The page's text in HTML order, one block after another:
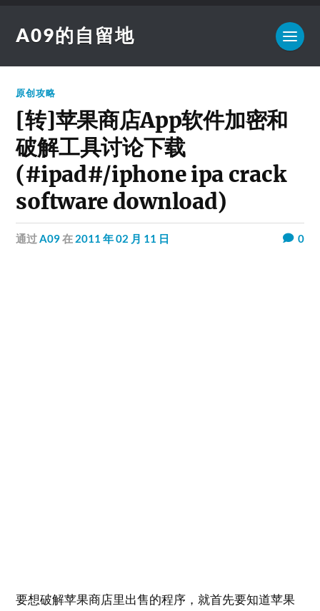
A09的自留地
原创攻略
[转]苹果商店App软件加密和
破解工具讨论下载
(#ipad#/iphone ipa crack
software download)
通过A09在 2011 年 02 月 11 日 0
要想破解苹果商店里出售的程序，就首先要知道苹果